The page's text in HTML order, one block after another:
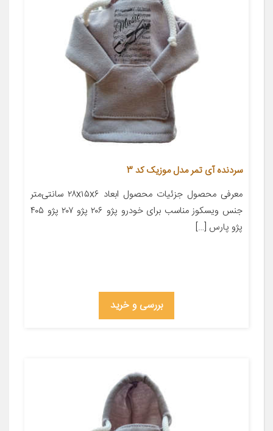
سردنده آی تمر مدل موزیک کد 3
معرفی محصول جزئیات محصول ابعاد ۲۸x۱۵x۶ سانتی‌متر
جنس ویسکوز مناسب برای خودرو پژو ۲۰۶ پژو ۲۰۷ پژو ۴۰۵
پژو پارس […]
بررسی و خرید